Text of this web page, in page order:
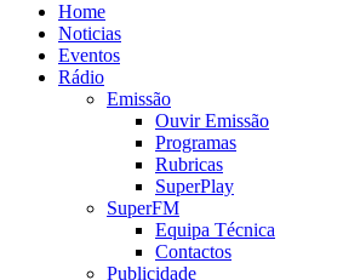
Home
Noticias
Eventos
Rádio
Emissão
Ouvir Emissão
Programas
Rubricas
SuperPlay
SuperFM
Equipa Técnica
Contactos
Publicidade